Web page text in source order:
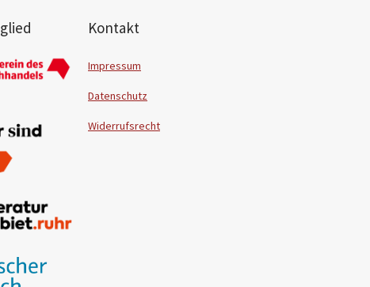
Kontakt
Impressum
Datenschutz
Widerrufsrecht